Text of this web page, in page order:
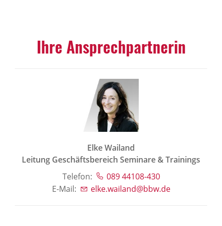
Ihre Ansprechpartnerin
Elke Wailand
Leitung Geschäftsbereich Seminare & Trainings
Telefon:
089 44108-430
E-Mail:
elke.wailand@bbw.de